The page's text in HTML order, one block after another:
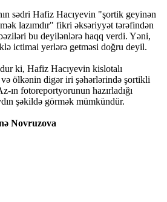
sədri Hafiz Hacıyevin "şortik geyinən
lazımdır" fikri əksəriyyət tərəfindən
bu deyilənlərə haqq verdi. Yəni,
ictimai yerlərə getməsi doğru deyil.
ki, Hafiz Hacıyevin kislotalı
ölkənin digər iri şəhərlərində şortikli
ın fotoreportyorunun hazırladığı
şəkildə görmək mümkündür.
Novruzova